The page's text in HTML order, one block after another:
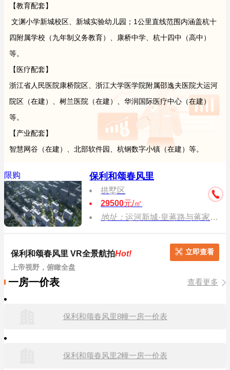
【教育配套】
文渊小学新城校区、新城实验幼儿园；1公里直线范围内涵盖杭十
四附属学校（九年制义务教育）、康桥中学、杭十四中（高中）
等。
【医疗配套】
浙江省人民医院康桥院区、浙江大学医学院附属邵逸夫医院大运河
院区（在建）、树兰医院（在建）、华润国际医疗中心（在建）
等。
【产业配套】
智慧网谷（在建）、北部软件园、杭钢数字小镇（在建）等。
限购 保利和颂春风里
拱墅区
29500元/㎡
地址：运河新城·皇蒋路与蒋家桥路交汇处
保利和颂春风里 VR全景航拍Hot!
上帝视野，俯瞰全盘
立即查看
一房一价表 查看更多
保利和颂春风里8幢一房一价表
保利和颂春风里2幢一房一价表